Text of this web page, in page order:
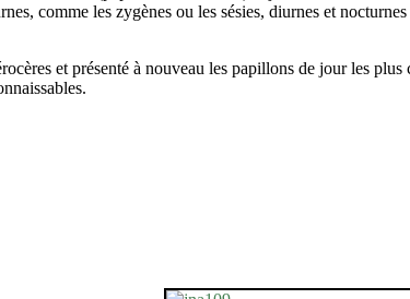
comme les zygènes ou les sésies, diurnes et
et présenté à nouveau les papillons de jour les